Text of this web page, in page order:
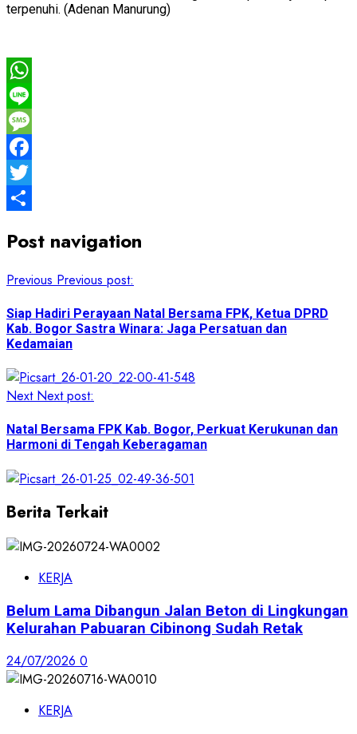
terpenuhi. (Adenan Manurung)
WhatsApp
Line
Message
Facebook
Twitter
Post navigation
Previous Previous post:
Siap Hadiri Perayaan Natal Bersama FPK, Ketua DPRD
Kab. Bogor Sastra Winara: Jaga Persatuan dan
Kedamaian
Next Next post:
Natal Bersama FPK Kab. Bogor, Perkuat Kerukunan dan
Harmoni di Tengah Keberagaman
Berita Terkait
KERJA
Belum Lama Dibangun Jalan Beton di Lingkungan
Kelurahan Pabuaran Cibinong Sudah Retak
24/07/2026 0
KERJA